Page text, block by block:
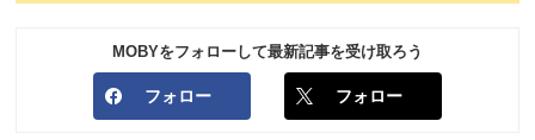
MOBYをフォローして最新記事を受け取ろう
フォロー フォロー